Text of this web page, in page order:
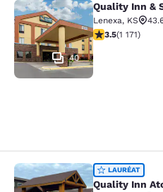
Quality Inn &
40
Quality Inn &
Lenexa, KS
3.47 étoiles.
3.5(1 171)
Quality Inn LAURÉAT
Quality Inn